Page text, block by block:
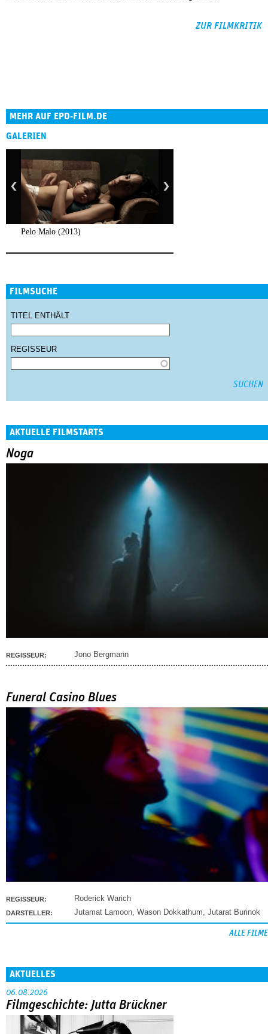
ZUR FILMKRITIK
MEHR AUF EPD-FILM.DE
GALERIEN
Pelo Malo (2013)
FILMSUCHE
TITEL ENTHÄLT
REGISSEUR
AKTUELLE FILMSTARTS
Noga
REGISSEUR: Jono Bergmann
Funeral Casino Blues
REGISSEUR: Roderick Warich
DARSTELLER: Jutamat Lamoon, Wason Dokkathum, Jutarat Burinok
ALLE FILME
AKTUELLES
06.08.2026
Filmgeschichte: Jutta Brückner